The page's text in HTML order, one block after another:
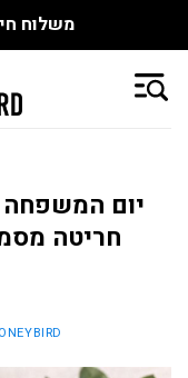
את התכשיטים
יום
חריטה